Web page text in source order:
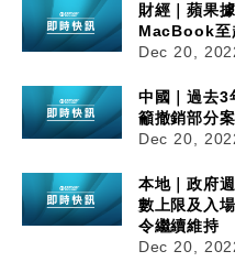
財經｜蘋果
MacBook至
Dec 20,
中國｜過去3
籲撤銷部分
Dec 20,
本地｜政府
數上限及入
令繼續維持
Dec 20,